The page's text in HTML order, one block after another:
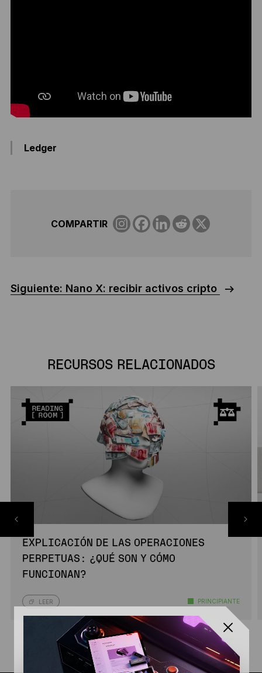
Ledger
COMPARTIR
Siguiente: Nano X: recibir activos cripto
RECURSOS RELACIONADOS
EXPLICACIÓN DE LAS OPERACIONES
PERPETUAS: ¿QUÉ SON Y CÓMO
FUNCIONAN?
LEER PRINCIPIANTE